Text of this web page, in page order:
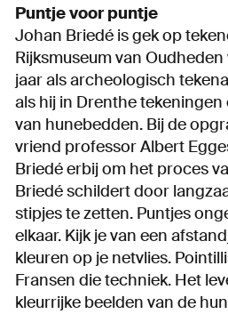
Puntje voor puntje
Johan Briedé is gek op
Rijksmuseum van
jaar als archeologisch
als hij in Drenthe
van hunebedden. Bij de
vriend professor Albert
Briedé erbij om het proces
Briedé schildert door
stipjes te zetten. Puntjes
elkaar. Kijk je van een
kleuren op je netvlies.
Fransen die techniek. Het
kleurrijke beelden van de